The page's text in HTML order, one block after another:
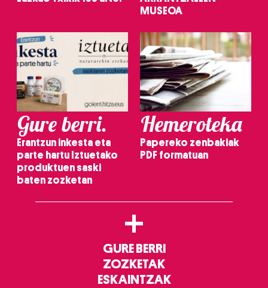
MUSEOA
Gure berri.
Erantzun inkesta eta
parte hartu Iztuetako
produktuen saski
baten zozketan
Hemeroteka
Papereko zenbakiak
PDF formatuan
+
GURE BERRI
ZOZKETAK
ESKAINTZAK